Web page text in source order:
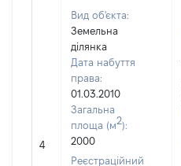
4
Вид об'єкта:
Земельна
ділянка
Дата набуття
права:
01.03.2010
Загальна
площа (м2):
2000
Реєстраційний